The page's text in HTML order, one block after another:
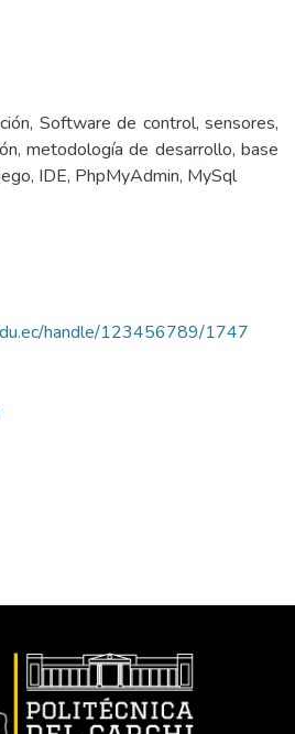
Software de control, sensores,
metodología de desarrollo, base
IDE, PhpMyAdmin, MySql
handle/123456789/1747